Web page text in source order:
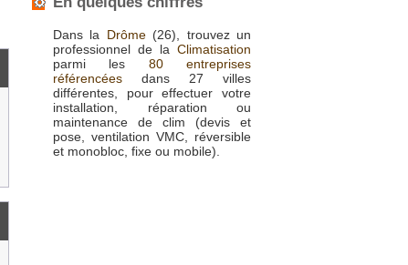
Dans la Drôme(26), trouvez un
professionnel de la Climatisation
parmi les 80 entreprises
référencées dans 27 villes
différentes, pour effectuer votre
installation, réparation ou
maintenance de clim (devis et
pose, ventilation VMC, réversible
et monobloc, fixe ou mobile).